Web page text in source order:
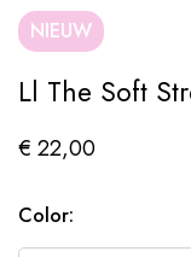
NIEUW
Ll The Soft
€ 22,00
Color: